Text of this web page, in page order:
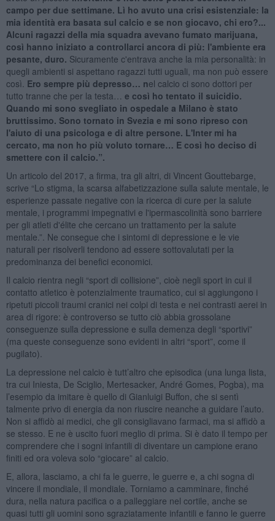
campo per due settimane. Lì ho avuto una crisi esistenziale: la
mia identità era basata sul calcio e se non giocavo, chi ero?...
Alcuni ragazzi della mia squadra avevano fumato marijuana,
così hanno iniziato a controllarci ancora di più: l'ambiente era
pesante, duro. Sicuramente c'entrava anche la mia personalità: in
quegli ambienti si aspettano ragazzi tutti uguali, ma non può essere
così. Ero sempre più depresso… nel calcio ci sono dottori per
tutto tranne che per la testa…
e così ho tentato il suicidio.
Quando mi sono svegliato in ospedale a Milano è stato
bruttissimo. Sono tornato in Svezia e mi sono ripreso con
l'aiuto di una psicologa e di altre persone. L'Inter mi ha
cercato, ma non ho più voluto tornare… E così ho deciso di
smettere con il calcio.”.
Un articolo del 2017, a firma, tra gli altri, di Vincent Gouttebarge,
scrive “Lo stigma, la scarsa alfabetizzazione sulla salute mentale, le
esperienze passate negative con la ricerca di cure per la salute
mentale, i programmi impegnativi e l'ipermascolinità sono barriere
per gli atleti d'élite che cercano un trattamento per la salute
mentale.”. Ne consegue che i sintomi di depressione e le vie
naturali per risolverli tendono ad essere sottovalutati per la
predominanza dei benefici economici.
Il calcio rientra negli “sport di collisione”, cioè negli sport in cui il
contatto atletico è potenzialmente traumatico, cui si aggiungono i
ripetuti piccoli traumi cranici nei colpi di testa e nei contrasti aerei in
area di rigore: è controverso se tutto ciò abbia grossolane
conseguenze sulla depressione e sulla demenza degli “sportivi”
(ma queste conseguenze sono evidenti in altri “sport”, come il
pugilato).
La depressione nel calcio è tutt’altro che episodica (una lunga lista,
tra cui Iniesta, De Sciglio, Mertesacker, André Gomes, Pogba), ma
l’esempio da imitare è quello di Gianluigi Buffon, che si sentì
talmente privo di energia da non riuscire neanche a guidare l’auto.
Non si affidò ai medici, che gli consigliavano farmaci, ma si affidò a
se stesso. E ne è uscito fuori meglio di prima. Si è dato il tempo per
comprendere che i sogni infantili di diventare un campione erano
finiti ed ora voleva solo “giocare” al calcio.
E, allora, lasciamo, a chi fa le guerre, le guerre e, a chi sogna di
vincere il mondiale, il mondiale. Torniamo a camminare, finché
dura, nella natura pacifica o a palleggiare nel cortile, anche se
quasi tutti gli uomini sono sgraziatamente infantili e fanno le guerre